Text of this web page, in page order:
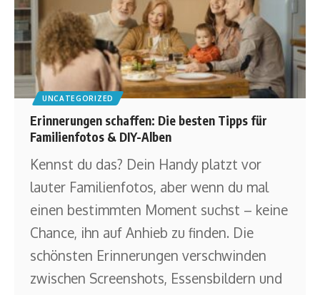
UNCATEGORIZED
Erinnerungen schaffen: Die besten Tipps für
Familienfotos & DIY-Alben
Kennst du das? Dein Handy platzt vor
lauter Familienfotos, aber wenn du mal
einen bestimmten Moment suchst – keine
Chance, ihn auf Anhieb zu finden. Die
schönsten Erinnerungen verschwinden
zwischen Screenshots, Essensbildern und